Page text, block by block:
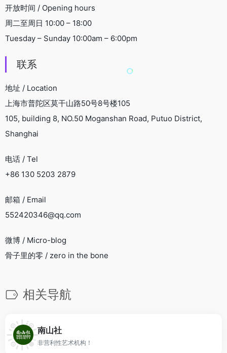
开放时间 / Opening hours
周二至周日 10:00 – 18:00
Tuesday – Sunday 10:00am – 6:00pm
联系
地址 / Location
上海市普陀区莫干山路50号8号楼105
105, building 8, NO.50 Moganshan Road, Putuo District,
Shanghai
电话 / Tel
+86 130 5203 2879
邮箱 / Email
552420346@qq.com
微博 / Micro-blog
骨子里的零 / zero in the bone
相关导航
南山社
非营利性艺术机构！